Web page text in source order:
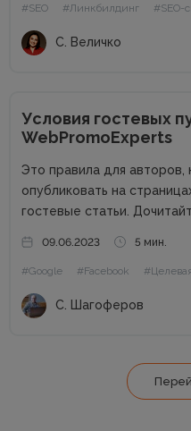
#SEO #Линкбилдинг #SEO-
С. Величко
Условия гостевых
WebPromoExperts
Это правила для
опубликовать на
гостевые статьи.
интернет-маркетинга
000 уникальных
09.06.2023 5 мин.
#Google #Facebook
С. Шагоферов